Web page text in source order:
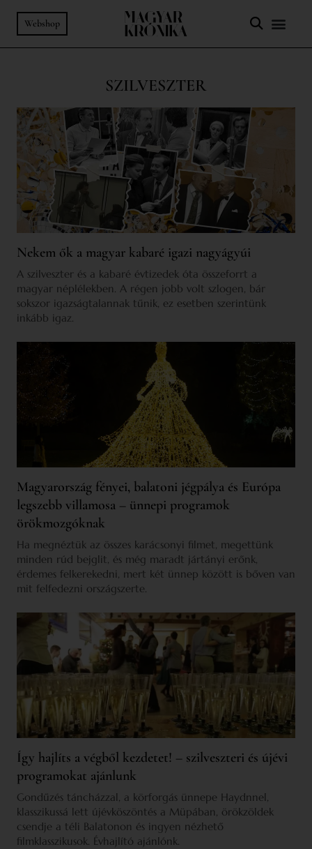
Webshop
SZILVESZTER
Nekem ők a magyar kabaré igazi nagyágyúi
A szilveszter és a kabaré évtizedek óta összeforrt a
magyar néplélekben. A régen jobb volt szlogen, bár
sokszor igazságtalannak tűnik, ez esetben szerintünk
inkább igaz.
Magyarország fényei, balatoni jégpálya és Európa
legszebb villamosa – ünnepi programok
örökmozgóknak
Ha megnéztük az összes karácsonyi filmet, megettünk
minden rúd bejglit, és még maradt jártányi erőnk,
érdemes felkerekedni, mert két ünnep között is bőven van
mit felfedezni országszerte.
Így hajlíts a végből kezdetet! – szilveszteri és újévi
programokat ajánlunk
Gondűzés táncházzal, a körforgás ünnepe Haydnnel,
klasszikussá lett újévköszöntés a Müpában, örökzöldek
csendje a téli Balatonon és ingyen nézhető
filmklasszikusok. Évhajlító ajánlónk.